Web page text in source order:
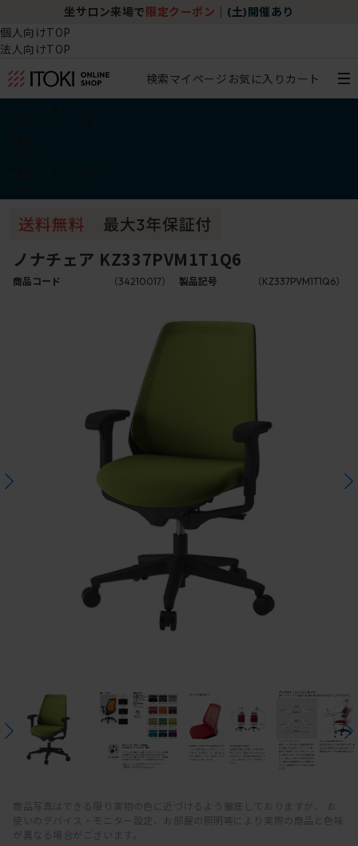
坐サロン来場で 限定クーポン (土)開催あり
個人向けTOP
法人向けTOP
検索マイページ お気に入り カート
ノナチェア KZ337PVM1T1Q6
商品コード （34210017） 製品記号 （KZ337PVM1T1Q6）
商品写真はできる限り実物の色に近づけるよう徹底しておりますが、 お
使いのデバイス・モニター設定、お部屋の照明等により実際の商品と色味
が異なる場合がございます。